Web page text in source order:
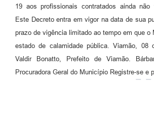
19 aos profissionais contratados ainda não
Este Decreto entra em vigor na data de sua
prazo de vigência limitado ao tempo em que o
estado de calamidade pública. Viamão, 08
Valdir Bonatto, Prefeito de Viamão.
Procuradora Geral do Município Registre-se e